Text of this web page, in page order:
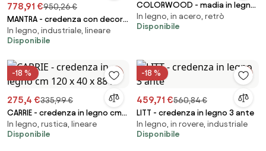
778,91 €950,26 €
MANTRA - credenza con decoro
4 ante legno e ferro
In legno, industriale, lineare
Disponibile
COLORWOOD - madia in legno
colorato
In legno, in acero, retrò
Disponibile
-18 %
275,4 €335,99 €
CARRIE - credenza in legno cm
120 x 40 x 88 h
In legno, rustica, lineare
Disponibile
-18 %
459,71 €560,84 €
LITT - credenza in legno 3 ante
In legno, in rovere, industriale
Disponibile